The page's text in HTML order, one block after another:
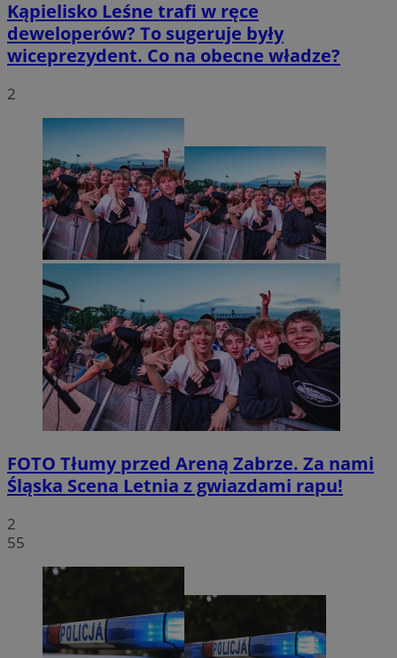
Kąpielisko Leśne trafi w ręce
deweloperów? To sugeruje były
wiceprezydent. Co na obecne władze?
2
FOTO Tłumy przed Areną Zabrze. Za nami
Śląska Scena Letnia z gwiazdami rapu!
2
55